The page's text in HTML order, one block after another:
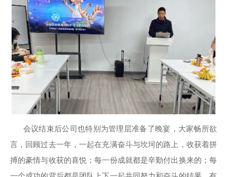
会议结束后公司也特别为管理层准备了晚宴，大家畅所欲
言，回顾过去一年，一起在充满奋斗与坎坷的路上，收获着拼
搏的豪情与收获的喜悦；每一份成就都是辛勤付出换来的；每